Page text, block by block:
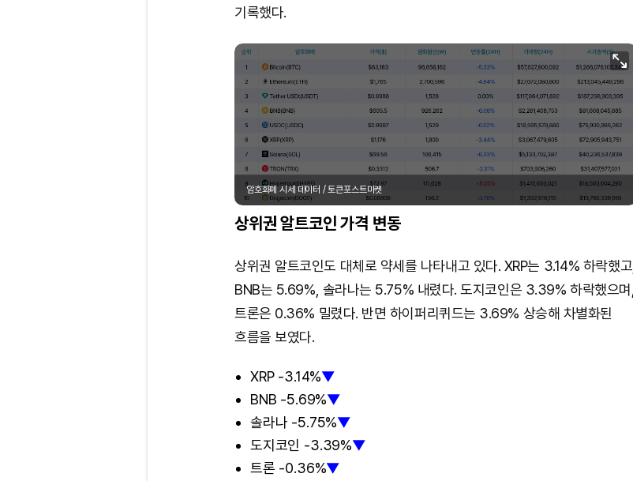
기록했다.
암호화폐 시세 데이터 / 토큰포스트마켓
상위권 알트코인 가격 변동
상위권 알트코인도 대체로 약세를 나타내고 있다. XRP는 3.14% 하락했고,
BNB는 5.69%, 솔라나는 5.75% 내렸다. 도지코인은 3.39% 하락했으며,
트론은 0.36% 밀렸다. 반면 하이퍼리퀴드는 3.69% 상승해 차별화된
흐름을 보였다.
XRP -3.14%▼
BNB -5.69%▼
솔라나 -5.75%▼
도지코인 -3.39%▼
트론 -0.36%▼